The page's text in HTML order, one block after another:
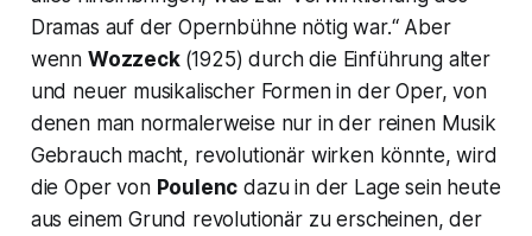
Dramas auf der Opernbühne nötig war.“ Aber
wenn Wozzeck (1925) durch die Einführung alter
und neuer musikalischer Formen in der Oper, von
denen man normalerweise nur in der reinen Musik
Gebrauch macht, revolutionär wirken könnte, wird
die Oper von Poulenc dazu in der Lage sein heute
aus einem Grund revolutionär zu erscheinen, der